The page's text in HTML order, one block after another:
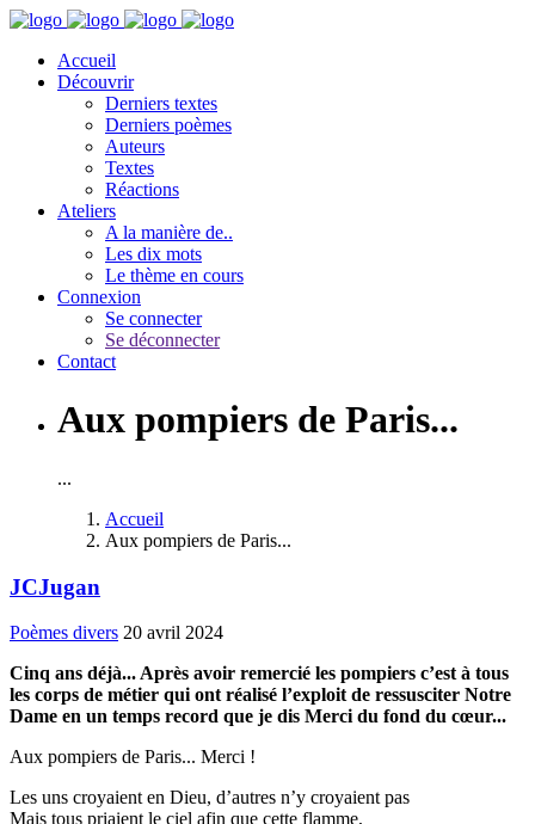
Accueil
Découvrir
Derniers textes
Derniers poèmes
Auteurs
Textes
Réactions
Ateliers
A la manière de..
Les dix mots
Le thème en cours
Connexion
Se connecter
Se déconnecter
Contact
Aux pompiers de Paris...
...
Accueil
Aux pompiers de Paris...
JCJugan
Poèmes divers 20 avril 2024
Cinq ans déjà... Après avoir remercié les pompiers c’est à tous
les corps de métier qui ont réalisé l’exploit de ressusciter Notre
Dame en un temps record que je dis Merci du fond du cœur...
Aux pompiers de Paris... Merci !
Les uns croyaient en Dieu, d’autres n’y croyaient pas
Mais tous priaient le ciel afin que cette flamme,